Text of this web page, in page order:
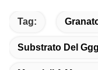
Tag:
Substrato Del Ggg